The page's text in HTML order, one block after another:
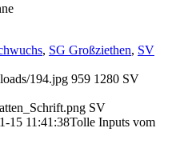
, SG Großziethen, SV
194.jpg 959 1280 SV
SV
15 11:41:38Tolle Inputs vom